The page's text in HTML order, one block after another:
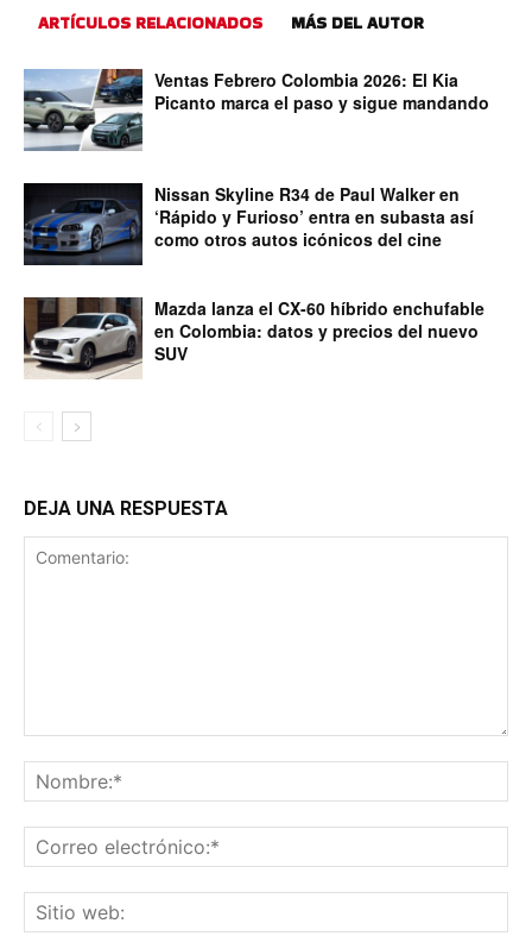
ARTÍCULOS RELACIONADOS MÁS DEL AUTOR
Ventas Febrero Colombia 2026: El Kia
Picanto marca el paso y sigue mandando
Nissan Skyline R34 de Paul Walker en
‘Rápido y Furioso’ entra en subasta así
como otros autos icónicos del cine
Mazda lanza el CX-60 híbrido enchufable
en Colombia: datos y precios del nuevo
SUV
DEJA UNA RESPUESTA